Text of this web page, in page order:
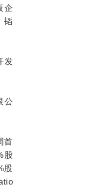
企
韬
发
公
首
股
股